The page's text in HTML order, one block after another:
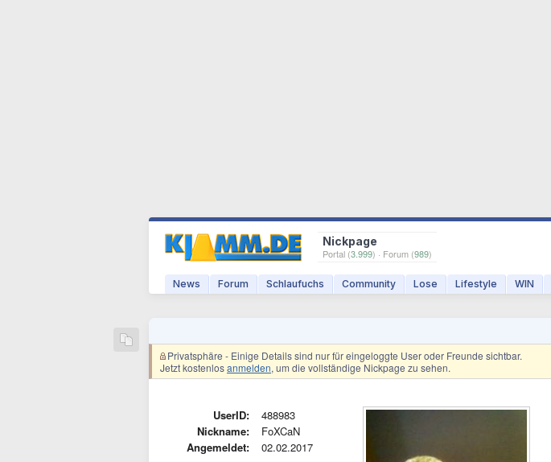
Nickpage
Portal (3.999) · Forum (989)
News Forum Schlaufuchs Community Lose Lifestyle WIN
Privatsphäre - Einige Details sind nur für eingeloggte User oder Freunde sichtbar.
Jetzt kostenlosanmelden, um die vollständige Nickpage zu sehen.
UserID:
488983
Nickname:
FoXCaN
Angemeldet:
02.02.2017